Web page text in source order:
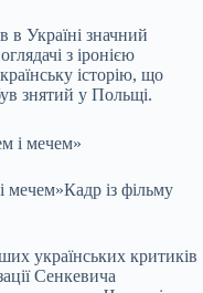
Україні значний
з іронією
історію, що
знятий у Польщі.
мечем»Кадр із фільму
українських критиків
Сенкевича